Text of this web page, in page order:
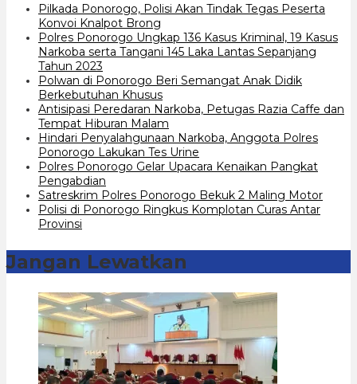
Pilkada Ponorogo, Polisi Akan Tindak Tegas Peserta
Konvoi Knalpot Brong
Polres Ponorogo Ungkap 136 Kasus Kriminal, 19 Kasus
Narkoba serta Tangani 145 Laka Lantas Sepanjang
Tahun 2023
Polwan di Ponorogo Beri Semangat Anak Didik
Berkebutuhan Khusus
Antisipasi Peredaran Narkoba, Petugas Razia Caffe dan
Tempat Hiburan Malam
Hindari Penyalahgunaan Narkoba, Anggota Polres
Ponorogo Lakukan Tes Urine
Polres Ponorogo Gelar Upacara Kenaikan Pangkat
Pengabdian
Satreskrim Polres Ponorogo Bekuk 2 Maling Motor
Polisi di Ponorogo Ringkus Komplotan Curas Antar
Provinsi
Jangan Lewatkan